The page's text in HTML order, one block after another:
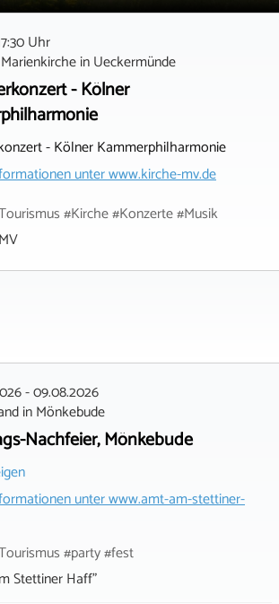
Uhr
inUeckermünde
- Kölner
- Kölner Kammerphilharmonie
unterwww.kirche-mv.de
#Kirche #Konzerte #Musik
-09.08.2026
inMönkebude
Nachfeier, Mönkebude
unterwww.amt-am-stettiner-
#party #fest
Stettiner Haff"